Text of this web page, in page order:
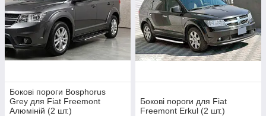
Бокові пороги Bosphorus
Grey для Fiat Freemont
Алюміній (2 шт.)
Бокові пороги для Fiat
Freemont Erkul (2 шт.)